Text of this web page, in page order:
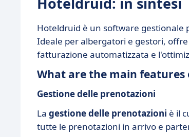
Hoteldruid è un software
Ideale per albergatori e gestori,
fatturazione automatizzata e
What are the main features
Gestione delle prenotazioni
La gestione delle prenotazioni è il
tutte le prenotazioni in arrivo e